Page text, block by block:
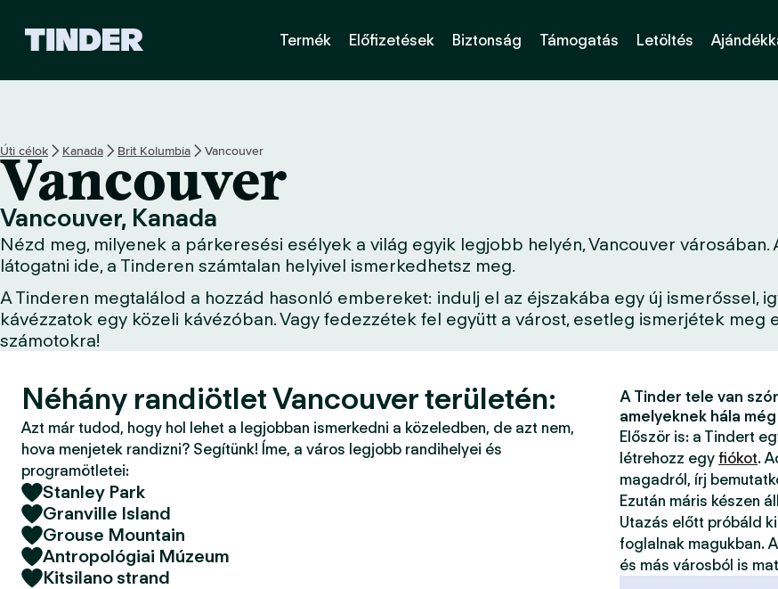
K
e
d
ő
o
l
a
l
Termék Előfizetések Biztonság Támogatás Letöltés
Úti célok Kanada Brit Kolumbia Vancouver
Vancouver
Vancouver, Kanada
Nézd meg, milyenek a párkeresési esélyek a világ egyik legjobb helyén, Vancouver
látogatni ide, a Tinderen számtalan helyivel ismerkedhetsz meg.
A Tinderen megtalálod a hozzád hasonló embereket: indulj el az éjszakába egy új ismerőssel,
kávézzatok egy közeli kávézóban. Vagy fedezzétek fel együtt a várost, esetleg ismerjétek meg
számotokra!
Néhány randiötlet Vancouver területén:
Azt már tudod, hogy hol lehet a legjobban ismerkedni a közeledben, de azt nem,
hova menjetek randizni? Segítünk! Íme, a város legjobb randihelyei és
programötletei:
Stanley Park
Granville Island
Grouse Mountain
Antropológiai Múzeum
Kitsilano strand
A Tinder tele van
amelyeknek hála
Először is: a Tindert
létrehozz egy fiókot.
magadról, írj
Ezután máris készen
Utazás előtt próbáld
foglalnak magukban.
és más városból is